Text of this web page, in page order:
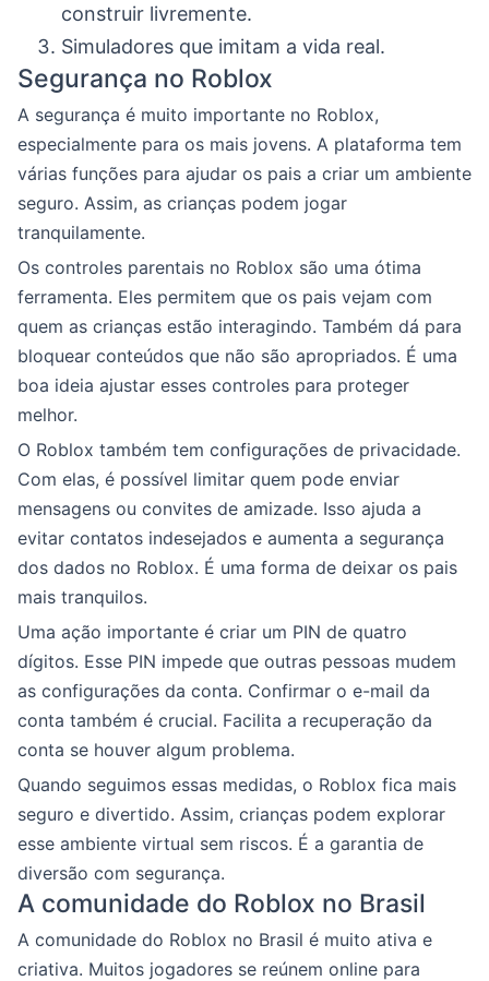
construir livremente.
Simuladores que imitam a vida real.
Segurança no Roblox
A segurança é muito importante no Roblox,
especialmente para os mais jovens. A plataforma tem
várias funções para ajudar os pais a criar um ambiente
seguro. Assim, as crianças podem jogar
tranquilamente.
Os controles parentais no Roblox são uma ótima
ferramenta. Eles permitem que os pais vejam com
quem as crianças estão interagindo. Também dá para
bloquear conteúdos que não são apropriados. É uma
boa ideia ajustar esses controles para proteger
melhor.
O Roblox também tem configurações de privacidade.
Com elas, é possível limitar quem pode enviar
mensagens ou convites de amizade. Isso ajuda a
evitar contatos indesejados e aumenta a segurança
dos dados no Roblox. É uma forma de deixar os pais
mais tranquilos.
Uma ação importante é criar um PIN de quatro
dígitos. Esse PIN impede que outras pessoas mudem
as configurações da conta. Confirmar o e-mail da
conta também é crucial. Facilita a recuperação da
conta se houver algum problema.
Quando seguimos essas medidas, o Roblox fica mais
seguro e divertido. Assim, crianças podem explorar
esse ambiente virtual sem riscos. É a garantia de
diversão com segurança.
A comunidade do Roblox no Brasil
A comunidade do Roblox no Brasil é muito ativa e
criativa. Muitos jogadores se reúnem online para